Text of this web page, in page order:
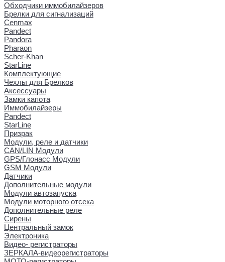
Обходчики иммобилайзеров
Брелки для сигнализаций
Cenmax
Pandect
Pandora
Pharaon
Scher-Khan
StarLine
Комплектующие
Чехлы для Брелков
Аксессуары
Замки капота
Иммобилайзеры
Pandect
StarLine
Призрак
Модули, реле и датчики
CAN/LIN Модули
GPS/Глонасс Модули
GSM Модули
Датчики
Дополнительные модули
Модули автозапуска
Модули моторного отсека
Дополнительные реле
Сирены
Центральный замок
Электроника
Видео- регистраторы
ЗЕРКАЛА-видеорегистраторы